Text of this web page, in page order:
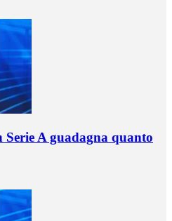
Serie A guadagna quanto